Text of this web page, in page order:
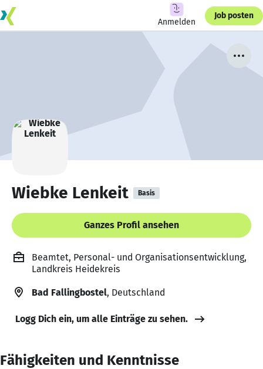
Anmelden
Job posten
Wiebke Lenkeit Basis
Ganzes Profil ansehen
Beamtet, Personal- und Organisationsentwicklung,
Landkreis Heidekreis
Bad Fallingbostel, Deutschland
Logg Dich ein, um alle Einträge zu sehen.
Fähigkeiten und Kenntnisse